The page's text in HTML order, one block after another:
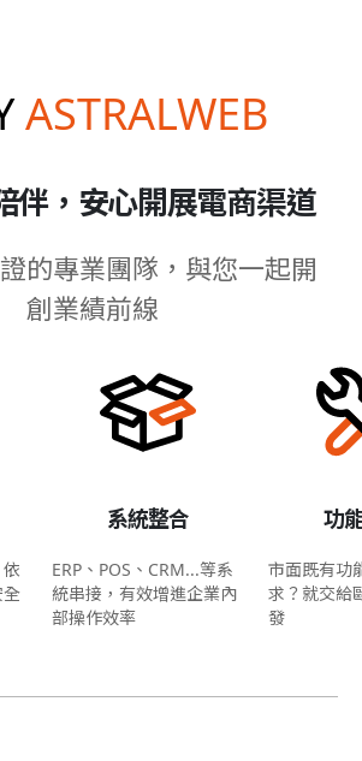
ASTRALWEB
伴，安心開展電商渠道
的專業團隊，與您一起開
創業績前線
系統整合
ERP、POS、CRM...等系
統串接，有效增進企業內
部操作效率
功
市面既有功
求？就交給
發